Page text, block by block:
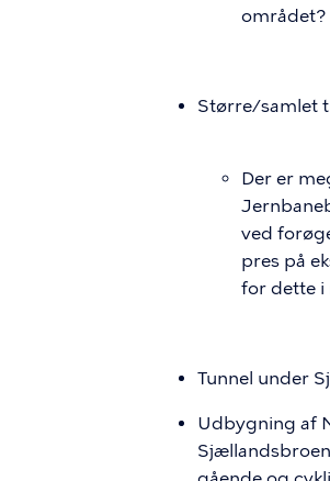
området?
Større/samlet
Der er
ved
pres på
for dette i
Tunnel under
Udbygning af